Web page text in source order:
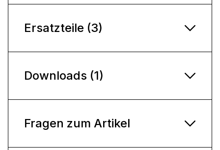
Ersatzteile (3)
Downloads (1)
Fragen zum Artikel